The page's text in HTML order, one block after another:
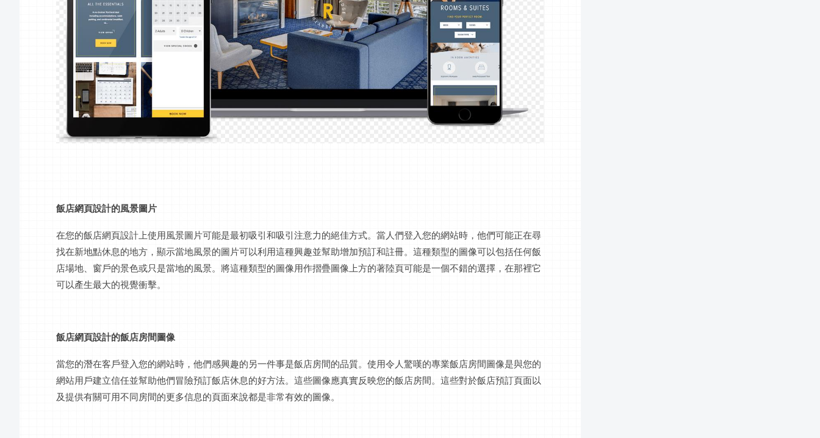
飯店網頁設計的風景圖片
在您的飯店網頁設計 上使用風景圖片可能是最初吸引和吸引注意力的絕佳方式。當人們登入您的網站時，他們可能正在尋
找在新地點休息的地方，顯示當地風景的圖片可以利用這種興趣並幫助增加預訂和註冊。這種類型的圖像可以包括任何飯
店場地、窗戶的景色或只是當地的風景。將這種類型的圖像用作摺疊圖像上方的著陸頁可能是一個不錯的選擇，在那裡它
可以產生最大的視覺衝擊。
飯店網頁設計的飯店房間圖像
當您的潛在客戶登入您的網站時，他們感興趣的另一件事是飯店房間的品質。使用令人驚嘆的專業飯店房間圖像是與您的
網站用戶建立信任並幫助他們冒險預訂飯店休息的好方法。這些圖像應真實反映您的飯店房間。這些對於飯店預訂頁面以
及提供有關可用不同房間的更多信息的頁面來說都是非常有效的圖像。